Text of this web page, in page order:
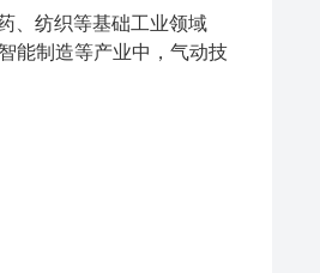
、纺织等基础工业领域
能制造等产业中，气动技